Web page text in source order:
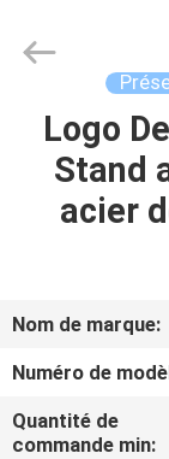
MAISON
PRODUITS
SUJET
DE
NOUS
profondeur
fsgiantmay.com.
Logo
Stand
acier
Nom de marque:
Numéro de
Quantité de
commande min: